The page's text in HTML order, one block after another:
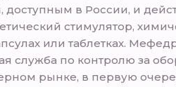
доступным в России, и
стимулятор,
или таблетках.
служба по контролю за
рынке, в первую